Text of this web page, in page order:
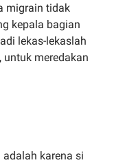
migrain tidak
kepala bagian
lekas-lekaslah
untuk meredakan
karena si